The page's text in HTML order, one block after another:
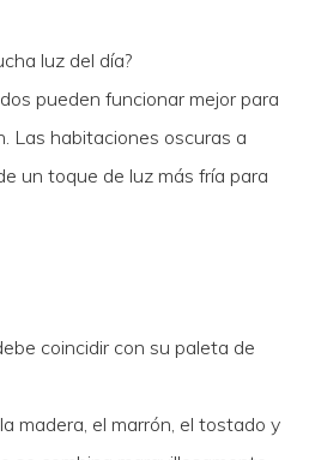
luz del día?
pueden funcionar mejor para
Las habitaciones oscuras a
un toque de luz más fría para
coincidir con su paleta de
madera, el marrón, el tostado y